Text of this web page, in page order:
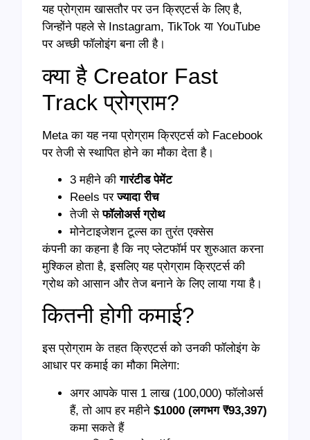
यह प्रोग्राम खासतौर पर उन क्रिएटर्स के लिए है,
जिन्होंने पहले से Instagram, TikTok या YouTube
पर अच्छी फॉलोइंग बना ली है।
क्या है Creator Fast
Track प्रोग्राम?
Meta का यह नया प्रोग्राम क्रिएटर्स को Facebook
पर तेजी से स्थापित होने का मौका देता है।
3 महीने कीगारंटीड पेमेंट
Reels परज्यादा रीच
तेजी सेफॉलोअर्स ग्रोथ
मोनेटाइजेशन टूल्स का तुरंत एक्सेस
कंपनी का कहना है कि नए प्लेटफॉर्म पर शुरुआत करना
मुश्किल होता है, इसलिए यह प्रोग्राम क्रिएटर्स की
ग्रोथ को आसान और तेज बनाने के लिए लाया गया है।
कितनी होगी कमाई?
इस प्रोग्राम के तहत क्रिएटर्स को उनकी फॉलोइंग के
आधार पर कमाई का मौका मिलेगा:
अगर आपके पास 1 लाख (100,000) फॉलोअर्स
हैं, तो आप हर महीने $1000 (लगभग ₹93,397)
कमा सकते हैं